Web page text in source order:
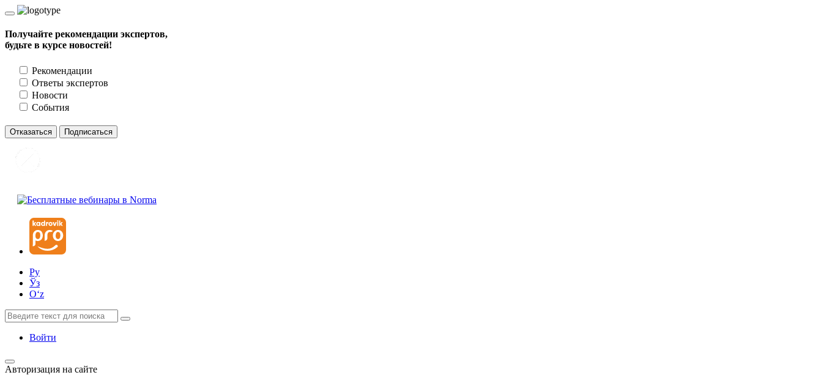
Получайте рекомендации экспертов,
будьте в курсе новостей!
Рекомендации
Ответы экспертов
Новости
События
Отказаться Подписаться
Ру
Ўз
Oʻz
Войти
Авторизация на сайте